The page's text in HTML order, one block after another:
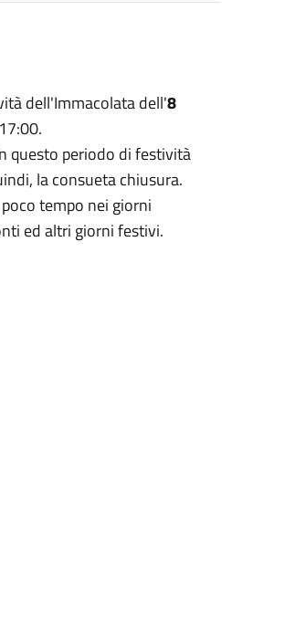
dell'Immacolata dell'8
questo periodo di festività
la consueta chiusura.
tempo nei giorni
ed altri giorni festivi.